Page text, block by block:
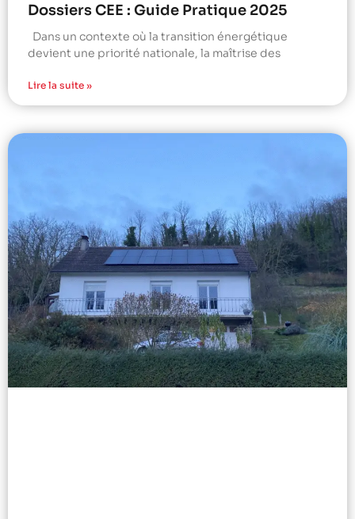
Dossiers CEE : Guide Pratique 2025
Dans un contexte où la transition énergétique
devient une priorité nationale, la maîtrise des
Lire la suite »